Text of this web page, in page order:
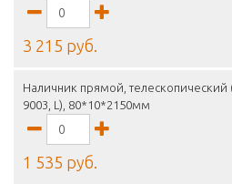
3 215 руб.
Наличник прямой, телескопический
9003, L), 80*10*2150мм
1 535 руб.